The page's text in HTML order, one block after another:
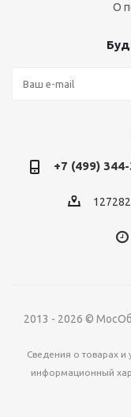
О
+7 (499)
2013 - 2026 ©
Сведения о товарах и
информационный